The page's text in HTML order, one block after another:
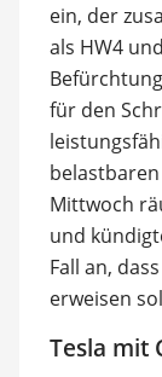
ein, der
als HW4
für den
belastbaren
Mittwoch
und
Fall an,
erweisen
Tesla mit